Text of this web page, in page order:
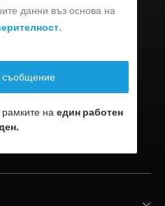
данни въз основа на
на един работен